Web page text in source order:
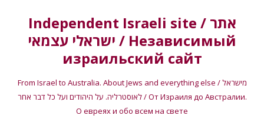
Independent Israeli site / אתר
ישראלי עצמאי / Независимый
израильский сайт
From Israel to Australia. About Jews and everything else / מישראל
לאוסטרליה. על היהודים ועל כל דבר אחר / От Израиля до Австралии.
О евреях и обо всем на свете